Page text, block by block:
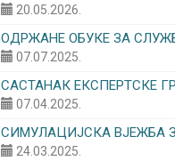
20.05.2026.
ОДРЖАНЕ ОБУКЕ ЗА
07.07.2025.
САСТАНАК ЕКСПЕРТСКЕ
07.04.2025.
СИМУЛАЦИЈСКА ВЈЕЖБА
24.03.2025.